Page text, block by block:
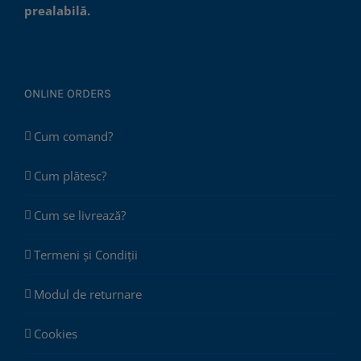
prealabilă.
ONLINE ORDERS
Cum comand?
Cum plătesc?
Cum se livrează?
Termeni și Condiții
Modul de returnare
Cookies